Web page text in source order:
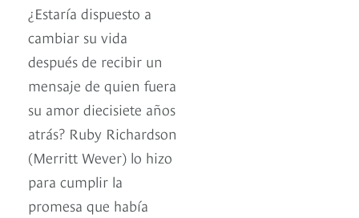
¿Estaría dispuesto a
cambiar su vida
después de recibir un
mensaje de quien fuera
su amor diecisiete años
atrás? Ruby Richardson
(Merritt Wever) lo hizo
para cumplir la
promesa que había